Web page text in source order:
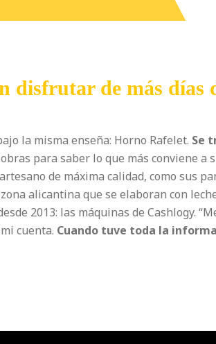
disfrutar de más días
la misma enseña: Horno Rafelet. Se
para saber lo que más conviene a
de máxima calidad, como sus
alicantina que se elaboran con
2013: las máquinas de Cashlogy.
cuenta. Cuando tuve toda la